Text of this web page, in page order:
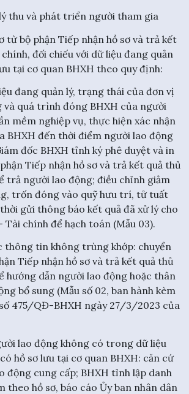
thu và phát triển người tham gia
từ bộ phận Tiếp nhận hồ sơ và trả kết
đối chiếu với dữ liệu đang quản
tại cơ quan BHXH theo quy định:
đang quản lý, trạng thái của đơn vị
và quá trình đóng BHXH của người
mềm nghiệp vụ, thực hiện xác nhận
BHXH đến thời điểm người lao động
đốc BHXH tỉnh ký phê duyệt và in
Tiếp nhận hồ sơ và trả kết quả thủ
trả người lao động; điều chỉnh giảm
trốn đóng vào quỹ hưu trí, tử tuất
gửi thông báo kết quả đã xử lý cho
Tài chính để hạch toán (Mẫu 03).
thông tin không trùng khớp: chuyển
Tiếp nhận hồ sơ và trả kết quả thủ
hướng dẫn người lao động hoặc thân
bổ sung (Mẫu số 02, ban hành kèm
475/QĐ-BHXH ngày 27/3/2023 của
lao động không có trong dữ liệu
hồ sơ lưu tại cơ quan BHXH: căn cứ
động cung cấp; BHXH tỉnh lập danh
theo hồ sơ, báo cáo Ủy ban nhân dân